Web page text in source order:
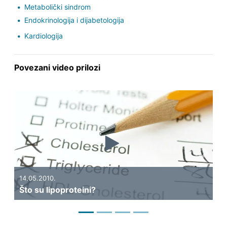
Metabolički sindrom
Endokrinologija i dijabetologija
Kardiologija
Povezani video prilozi
14.05.2010.
Što su lipoproteini?
Previous Next